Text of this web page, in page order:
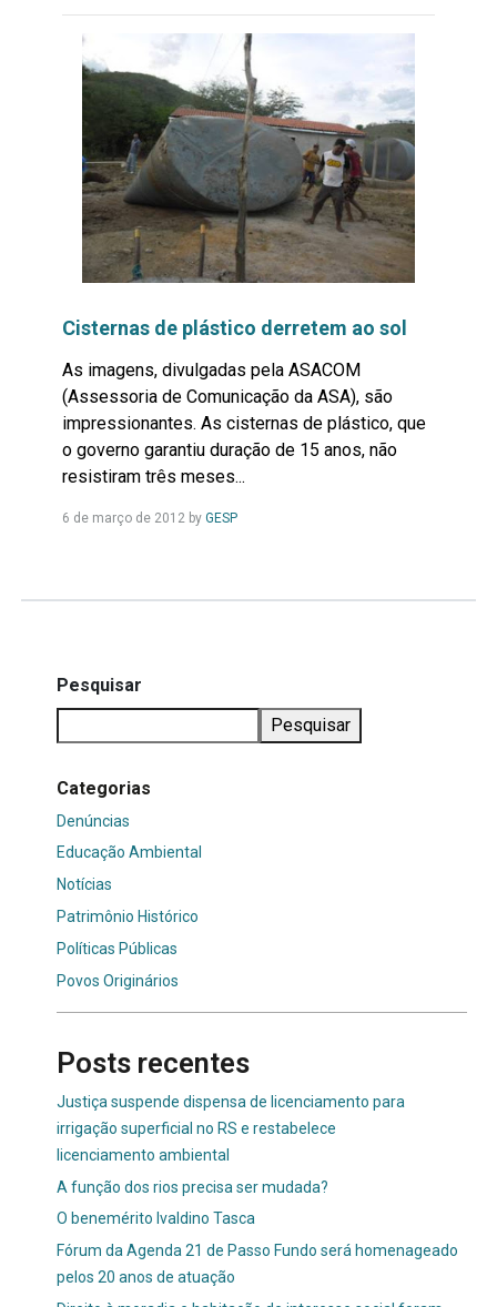
Cisternas de plástico derretem ao sol
As imagens, divulgadas pela ASACOM
(Assessoria de Comunicação da ASA), são
impressionantes. As cisternas de plástico, que
o governo garantiu duração de 15 anos, não
resistiram três meses...
6 de março de 2012by GESPLeia
Pesquisar
Pesquisar
Categorias
Denúncias
Educação Ambiental
Notícias
Patrimônio Histórico
Políticas Públicas
Povos Originários
Posts recentes
Justiça suspende dispensa de licenciamento para
irrigação superficial no RS e restabelece
licenciamento ambiental
A função dos rios precisa ser mudada?
O benemérito Ivaldino Tasca
Fórum da Agenda 21 de Passo Fundo será homenageado
pelos 20 anos de atuação